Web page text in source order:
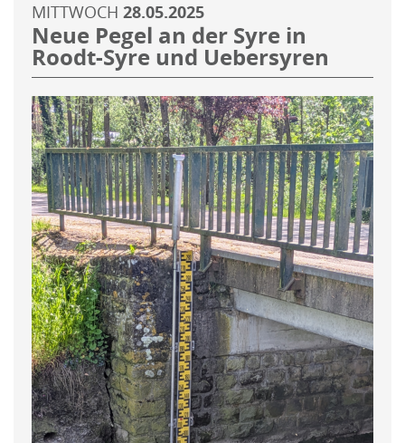
MITTWOCH 28.05.2025
Neue Pegel an der Syre in
Roodt-Syre und Uebersyren